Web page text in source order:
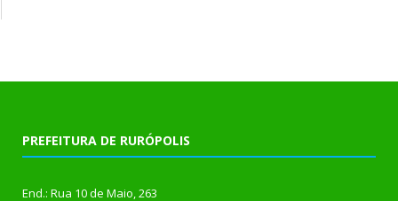
PREFEITURA DE RURÓPOLIS
End.: Rua 10 de Maio, 263